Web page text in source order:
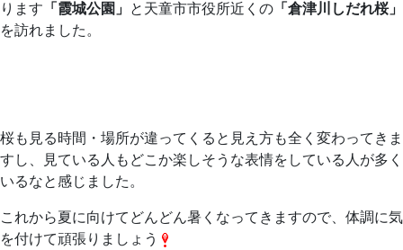
ります 「霞城公園」 と天童市市役所近くの 「倉津川しだれ桜」
を訪れました。
桜も見る時間・場所が違ってくると見え方も全く変わってきま
すし、見ている人もどこか楽しそうな表情をしている人が多く
いるなと感じました。
これから夏に向けてどんどん暑くなってきますので、体調に気
を付けて頑張りましょう